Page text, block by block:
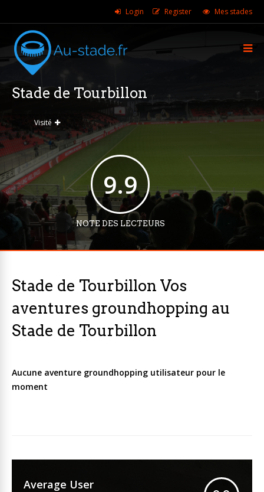
Login Register Mes stades
Stade de Tourbillon
Visité
9.9
NOTE DES LECTEURS
Stade de Tourbillon Vos
aventures groundhopping au
Stade de Tourbillon
Aucune aventure groundhopping utilisateur pour le
moment
Average User